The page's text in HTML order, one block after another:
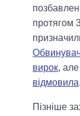
протягом
вирок,
відмовила.
Пізніше